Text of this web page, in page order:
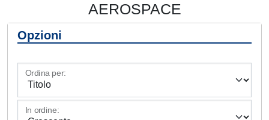
AEROSPACE
Opzioni
Ordina per:
In ordine: